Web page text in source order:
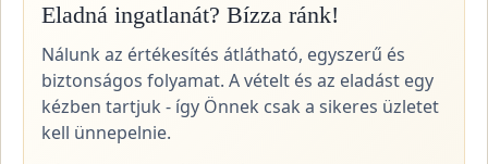
Eladná ingatlanát? Bízza ránk!
Nálunk az értékesítés átlátható, egyszerű és
biztonságos folyamat. A vételt és az eladást egy
kézben tartjuk - így Önnek csak a sikeres üzletet
kell ünnepelnie.